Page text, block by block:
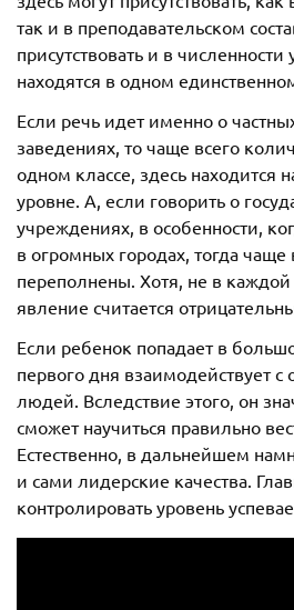
так и в преподавательском
присутствовать и в
находятся в одном
Если речь идет именно о
заведениях, то чаще всего
одном классе, здесь находится
уровне. А, если говорить о
учреждениях, в особенности,
в огромных городах, тогда чаще
переполнены. Хотя, не в
явление считается
Если ребенок попадает в
первого дня взаимодействует
людей. Вследствие этого, он
сможет научиться правильно
Естественно, в дальнейшем
и сами лидерские качества.
контролировать уровень